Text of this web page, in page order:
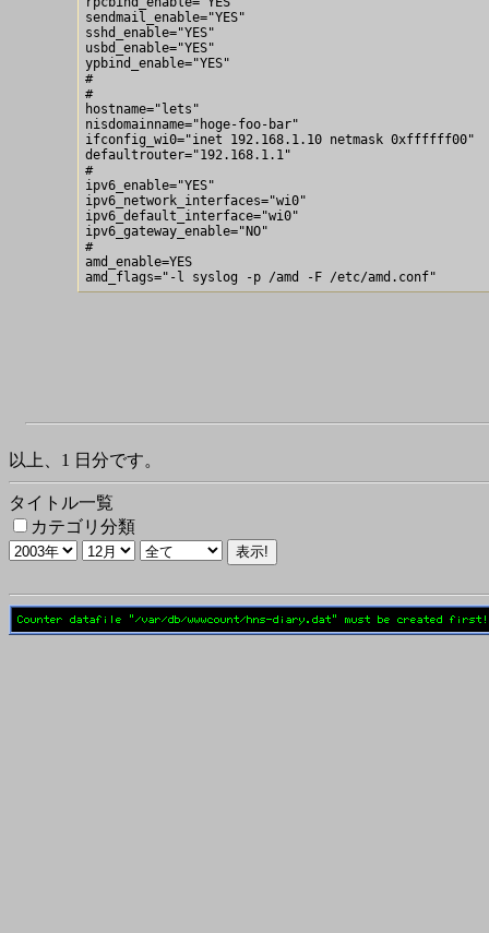
sendmail_enable="YES"
sshd_enable="YES"
usbd_enable="YES"
ypbind_enable="YES"
#
#
hostname="lets"
nisdomainname="hoge-foo-bar"
ifconfig_wi0="inet 192.168.1.10 netmask 0xffffff00"
defaultrouter="192.168.1.1"
#
ipv6_enable="YES"
ipv6_network_interfaces="wi0"
ipv6_default_interface="wi0"
ipv6_gateway_enable="NO"
#
amd_enable=YES
以上、1 日分です。
タイトル一覧
カテゴリ分類